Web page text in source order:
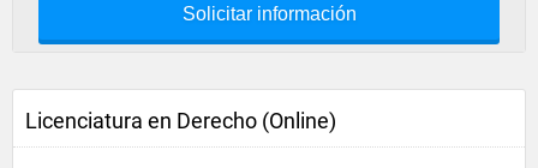
Solicitar información
Licenciatura en Derecho (Online)